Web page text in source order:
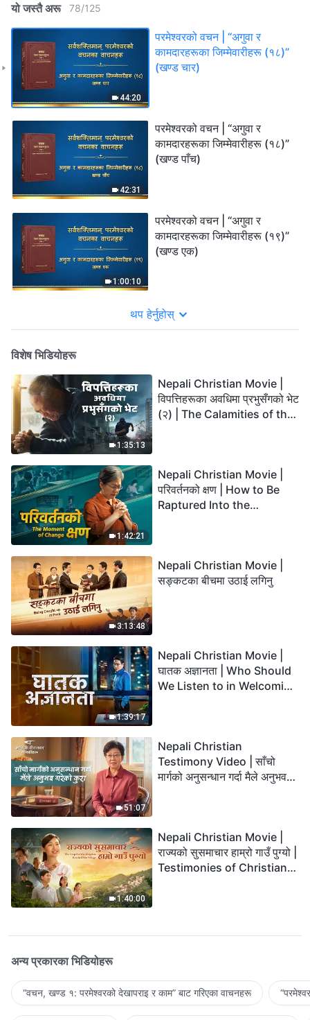
यो जस्तै अरू 78/125
44:20
परमेश्‍वरको वचन | “अगुवा र
कामदारहरूका जिम्‍मेवारीहरू (१८)”
(खण्ड चार)
42:31
परमेश्‍वरको वचन | “अगुवा र
कामदारहरूका जिम्‍मेवारीहरू (१८)”
(खण्ड पाँच)
1:00:10
परमेश्‍वरको वचन | “अगुवा र
कामदारहरूका जिम्‍मेवारीहरू (१९)”
(खण्ड एक)
थप हेर्नुहोस्
विशेष भिडियोहरू
1:35:13
Nepali Christian Movie |
विपत्तिहरूका अवधिमा प्रभुसँगको भेट
(२) | The Calamities of the
1:42:21
Nepali Christian Movie |
परिवर्तनको क्षण | How to Be
Raptured Into the
3:13:48
Nepali Christian Movie |
सङ्कटका बीचमा उठाई लगिनु
1:39:17
Nepali Christian Movie |
घातक अज्ञानता | Who Should
We Listen to in Welcoming
51:07
Nepali Christian
Testimony Video | साँचो
मार्गको अनुसन्धान गर्दा मैले अनुभव
1:40:00
Nepali Christian Movie |
राज्यको सुसमाचार हाम्रो गाउँ पुग्यो |
Testimonies of Christians
अन्य प्रकारका भिडियोहरू
“वचन, खण्ड १: परमेश्‍वरको देखापराइ र काम” बाट गरिएका वाचनहरू